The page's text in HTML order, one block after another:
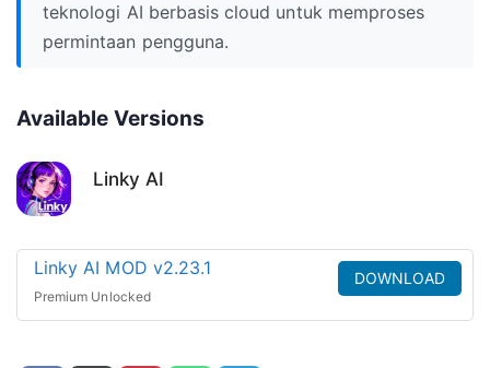
teknologi AI berbasis cloud untuk memproses
permintaan pengguna.
Available Versions
Linky AI
Linky AI MOD v2.23.1
Premium Unlocked
DOWNLOAD